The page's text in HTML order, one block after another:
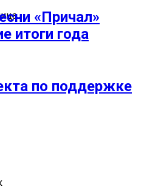
«Причал»
итоги года
по поддержке